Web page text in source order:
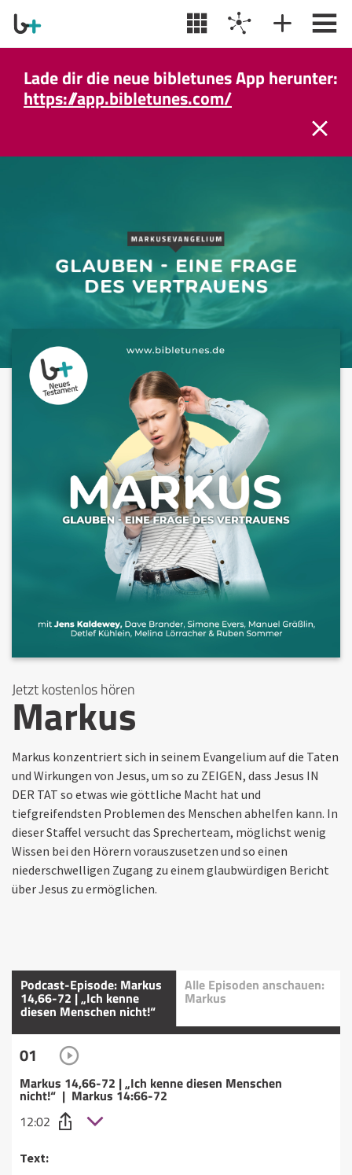
Lade dir die neue bibletunes App herunter:
https://app.bibletunes.com/
Jetzt kostenlos hören
Markus
Markus konzentriert sich in seinem Evangelium auf die Taten
und Wirkungen von Jesus, um so zu ZEIGEN, dass Jesus IN
DER TAT so etwas wie göttliche Macht hat und
tiefgreifendsten Problemen des Menschen abhelfen kann. In
dieser Staffel versucht das Sprecherteam, möglichst wenig
Wissen bei den Hörern vorauszusetzen und so einen
niederschwelligen Zugang zu einem glaubwürdigen Bericht
über Jesus zu ermöglichen.
Podcast-Episode: Markus
14,66-72 | „Ich kenne
diesen Menschen nicht!“
Alle Episoden anschauen:
Markus
01
Markus 14,66-72 | „Ich kenne diesen Menschen
nicht!“ | Markus 14:66-72
12:02
Text: